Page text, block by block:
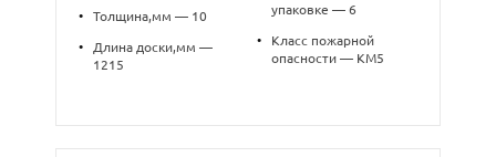
• Толщина,мм — 10
•
Длина доски,мм —
1215
упаковке — 6
•
Класс пожарной
опасности — КМ5